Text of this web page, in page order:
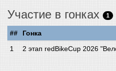
Участие в гонках 1
##
Гонка
2 этап redBikeCup 2026